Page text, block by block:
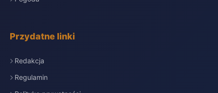
Przydatne linki
Redakcja
Regulamin